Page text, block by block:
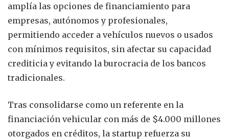
amplía las opciones de financiamiento para
empresas, autónomos y profesionales,
permitiendo acceder a vehículos nuevos o usados
con mínimos requisitos, sin afectar su capacidad
crediticia y evitando la burocracia de los bancos
tradicionales.
Tras consolidarse como un referente en la
financiación vehicular con más de $4.000 millones
otorgados en créditos, la startup refuerza su